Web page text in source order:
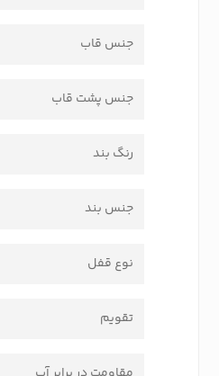
جنس قاب
جنس پشت قاب
رنگ بند
جنس بند
نوع قفل
تقویم